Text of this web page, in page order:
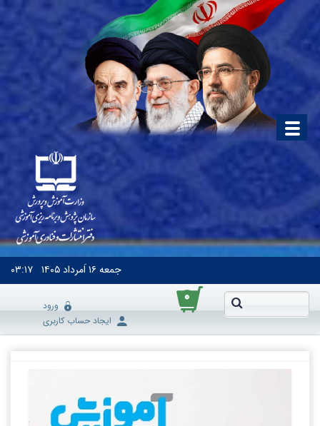
جمعه۱۶ اَمرداد ۱۴۰۵ ۰۳:۱۷
۰
ورود
ایجاد حساب کاربری